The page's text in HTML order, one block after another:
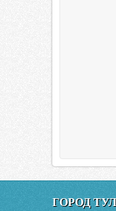
Эфир
ГОРОД